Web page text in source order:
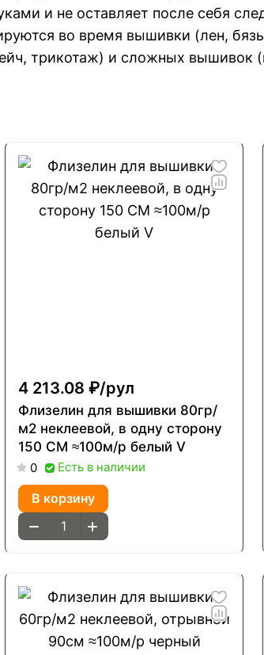
и не оставляет после себя
во время вышивки (лен,
трикотаж) и сложных вышивок
4 213.08 ₽/рул
Флизелин для вышивки 80гр/
м2 неклеевой, в одну сторону
150 СМ ≈100м/р белый V
0 Есть в наличии
В корзину